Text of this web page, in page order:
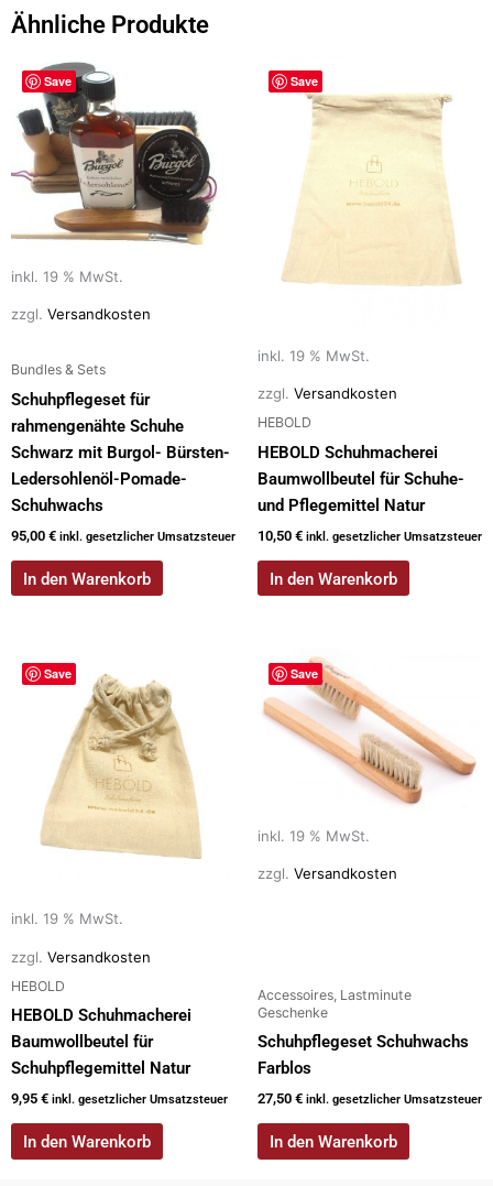
Ähnliche Produkte
Save
inkl. 19 % MwSt.
zzgl. Versandkosten
Bundles & Sets
Schuhpflegeset für
rahmengenähte Schuhe
Schwarz mit Burgol- Bürsten-
Ledersohlenöl-Pomade-
Schuhwachs
95,00 € inkl. gesetzlicher Umsatzsteuer
In den Warenkorb
Save
inkl. 19 % MwSt.
zzgl. Versandkosten
HEBOLD
HEBOLD Schuhmacherei
Baumwollbeutel für Schuhe-
und Pflegemittel Natur
10,50 € inkl. gesetzlicher Umsatzsteuer
In den Warenkorb
Save
inkl. 19 % MwSt.
zzgl. Versandkosten
HEBOLD
HEBOLD Schuhmacherei
Baumwollbeutel für
Schuhpflegemittel Natur
9,95 € inkl. gesetzlicher Umsatzsteuer
In den Warenkorb
Save
inkl. 19 % MwSt.
zzgl. Versandkosten
Accessoires, Lastminute
Geschenke
Schuhpflegeset Schuhwachs
Farblos
27,50 € inkl. gesetzlicher Umsatzsteuer
In den Warenkorb